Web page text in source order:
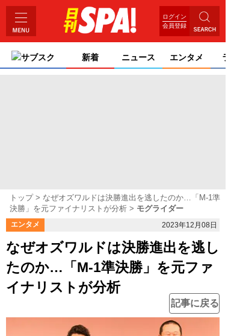
ログイン
会員登録
サブスク 新着 ニュース エンタメ
トップ
なぜオズワルドは決勝進出を逃したのか…「M-1準
決勝」を元ファイナリストが分析
モグライダー
エンタメ 2023年12月08日
なぜオズワルドは決勝進出を逃し
たのか…「M-1準決勝」を元ファ
イナリストが分析
記事に戻る